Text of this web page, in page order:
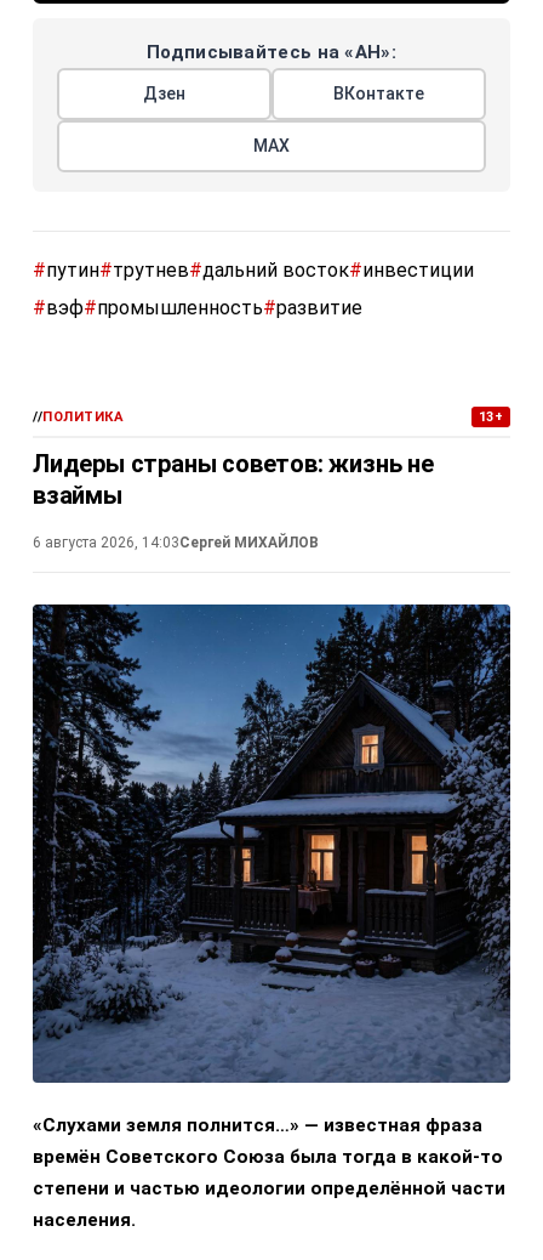
Подписывайтесь на «АН»:
Дзен ВКонтакте
МАХ
#путин#трутнев#дальний восток#инвестиции
#вэф#промышленность#развитие
//ПОЛИТИКА 13+
Лидеры страны советов: жизнь не
взаймы
6 августа 2026, 14:03Сергей МИХАЙЛОВ
«Слухами земля полнится…» — известная фраза
времён Советского Союза была тогда в какой-то
степени и частью идеологии определённой части
населения.